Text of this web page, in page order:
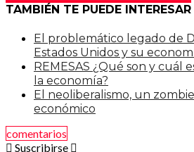
TAMBIÉN TE PUEDE INTERESAR
El problemático legado de
Estados Unidos y su
REMESAS ¿Qué son y cuál
la economía?
El neoliberalismo, un
económico
comentarios
Suscribirse